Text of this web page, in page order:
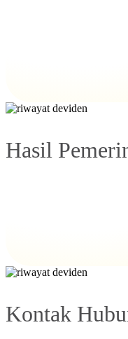
Hasil
Kontak